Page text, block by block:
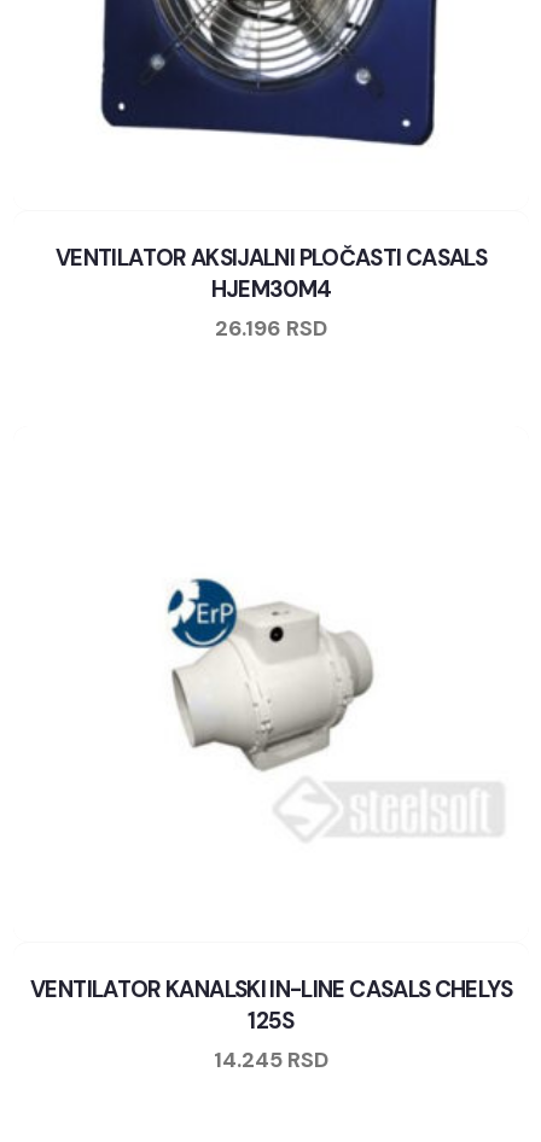
VENTILATOR AKSIJALNI PLOČASTI CASALS
HJEM30M4
26.196 RSD
VENTILATOR KANALSKI IN-LINE CASALS CHELYS
125S
14.245 RSD